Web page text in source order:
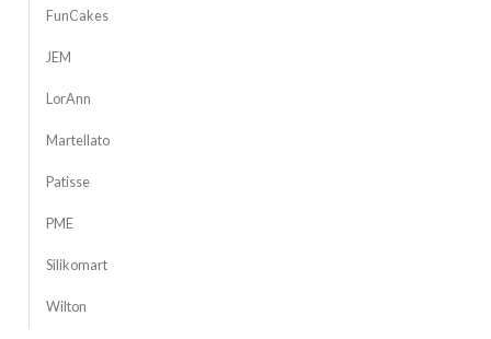
FunCakes
JEM
LorAnn
Martellato
Patisse
PME
Silikomart
Wilton